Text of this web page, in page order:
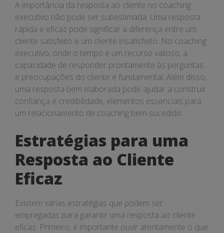
A importância da resposta ao cliente no coaching
executivo não pode ser subestimada. Uma resposta
rápida e eficaz pode significar a diferença entre um
cliente satisfeito e um cliente insatisfeito. No coaching
executivo, onde o tempo é um recurso valioso, a
capacidade de responder prontamente às perguntas
e preocupações do cliente é fundamental. Além disso,
uma resposta bem elaborada pode ajudar a construir
confiança e credibilidade, elementos essenciais para
um relacionamento de coaching bem-sucedido.
Estratégias para uma
Resposta ao Cliente
Eficaz
Existem várias estratégias que podem ser
empregadas para garantir uma resposta ao cliente
eficaz. Primeiro, é importante ouvir atentamente o que